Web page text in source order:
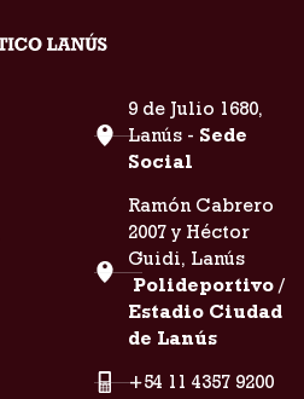
9 de Julio 1680,
Lanús - Sede
Social
Ramón Cabrero
2007 y Héctor
Guidi, Lanús
Polideportivo /
Estadio Ciudad
de Lanús
+54 11 4357 9200